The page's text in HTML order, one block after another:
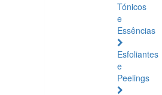
Tónicos
e
Essências
Esfoliantes
e
Peelings